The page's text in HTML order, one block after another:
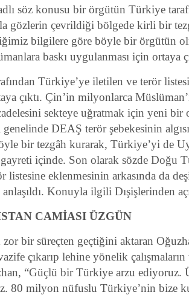
söz konusu bir örgütün Türkiye
gözlerin çevrildiği bölgede kirli bir
bilgilere göre böyle bir örgütün
baskı uygulanması için ortaya
Türkiye’ye iletilen ve terör
çıktı. Çin’in milyonlarca
sekteye uğratmak için yeni bir
genelinde DEAŞ terör şebekesinin
bir tezgâh kurarak, Türkiye’yi de
gayreti içinde. Son olarak sözde Doğu
listesine eklenmesinin arkasında da
Konuyla ilgili Dışişlerinden
CAMİASI ÜZGÜN
bir süreçten geçtiğini aktaran
çıkarıp lehine yönelik çalışmaların
“Güçlü bir Türkiye arzu ediyoruz.
80 milyon nüfuslu Türkiye’nin bize